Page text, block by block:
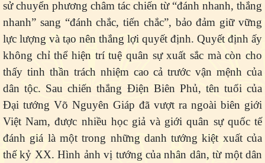
sử chuyển phương châm tác chiến từ “đánh nhanh, thắng
nhanh” sang “đánh chắc, tiến chắc”, bảo đảm giữ vững
lực lượng và tạo nên thắng lợi quyết định. Quyết định ấy
không chỉ thể hiện trí tuệ quân sự xuất sắc mà còn cho
thấy tinh thần trách nhiệm cao cả trước vận mệnh của
dân tộc. Sau chiến thắng Điện Biên Phủ, tên tuổi của
Đại tướng Võ Nguyên Giáp đã vượt ra ngoài biên giới
Việt Nam, được nhiều học giả và giới quân sự quốc tế
đánh giá là một trong những danh tướng kiệt xuất của
thế kỷ XX. Hình ảnh vị tướng của nhân dân, từ một dân